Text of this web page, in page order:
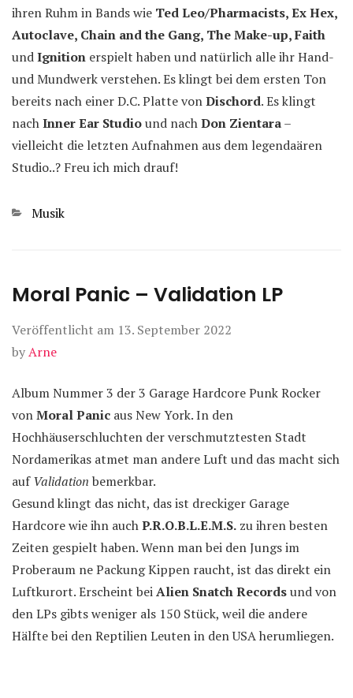
ihren Ruhm in Bands wie Ted Leo/Pharmacists, Ex Hex,
Autoclave, Chain and the Gang, The Make-up, Faith
undIgnition erspielt haben und natürlich alle ihr Hand-
und Mundwerk verstehen. Es klingt bei dem ersten Ton
bereits nach einer D.C. Platte vonDischord. Es klingt
nachInner Ear Studiound nachDon Zientara–
vielleicht die letzten Aufnahmen aus dem legendaären
Studio..? Freu ich mich drauf!
Kategorien
Musik
Moral Panic – Validation LP
Veröffentlicht am 13. September 2022
byArne
Album Nummer 3 der 3 Garage Hardcore Punk Rocker
vonMoral Panic aus New York. In den
Hochhäuserschluchten der verschmutztesten Stadt
Nordamerikas atmet man andere Luft und das macht sich
aufValidation bemerkbar.
Gesund klingt das nicht, das ist dreckiger Garage
Hardcore wie ihn auchP.R.O.B.L.E.M.S. zu ihren besten
Zeiten gespielt haben. Wenn man bei den Jungs im
Proberaum ne Packung Kippen raucht, ist das direkt ein
Luftkurort. Erscheint beiAlien Snatch Recordsund von
den LPs gibts weniger als 150 Stück, weil die andere
Hälfte bei den Reptilien Leuten in den USA herumliegen.